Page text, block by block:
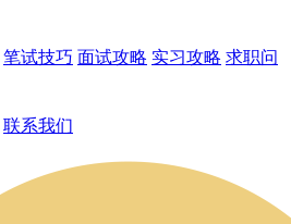
笔试技巧 面试攻略 实习攻略 求职问
联系我们